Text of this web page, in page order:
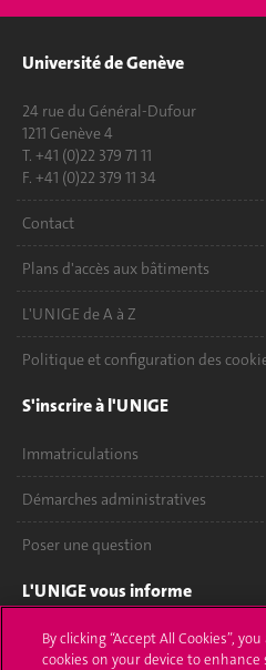
Université de Genève
24 rue du Général-Dufour
1211 Genève 4
T. +41 (0)22 379 71 11
F. +41 (0)22 379 11 34
Contact
Plans d'accès aux bâtiments
L'UNIGE de A à Z
Politique et configuration des
S'inscrire à l'UNIGE
Immatriculations
Démarches administratives
Poser une question
L'UNIGE vous informe
UNIGE Mobile
By clicking “Accept All Cookies”,
cookies on your device to